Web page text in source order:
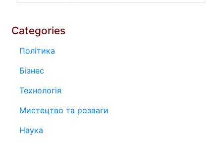
Categories
Політика
Бізнес
Технологія
Мистецтво та розваги
Наука